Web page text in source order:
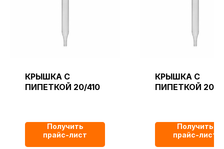
КРЫШКА С
ПИПЕТКОЙ 20/410
Получить
прайс-лист
КРЫШКА С
ПИПЕТКОЙ 20/
Получить
прайс-лист